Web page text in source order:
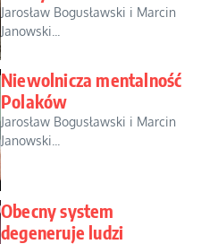
Jarosław Bogusławski i Marcin
Janowski...
Niewolnicza mentalność
Polaków
Jarosław Bogusławski i Marcin
Janowski...
Obecny system
degeneruje ludzi